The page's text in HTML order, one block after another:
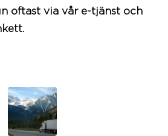
oftast via vår e-tjänstoch